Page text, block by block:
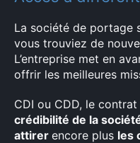
La société de portage
vous trouviez de
L’entreprise met en
offrir les meilleures
CDI ou CDD, le
crédibilité de la
attirer encore plus les